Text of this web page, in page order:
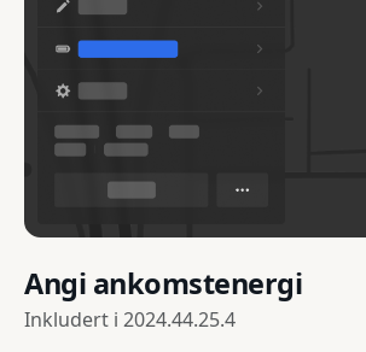
Angi ankomstenergi
Inkludert i 2024.44.25.4